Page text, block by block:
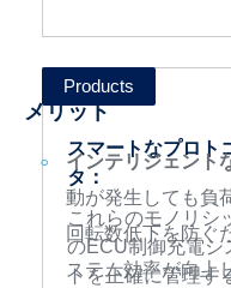
スマートなプロト
タ：
これらのモノリシ
のECU制御充電シ
トを正確に管理す
メリット
インテリジェント
動が発生しても負
回転数低下を防ぐ
ステム効率が向上